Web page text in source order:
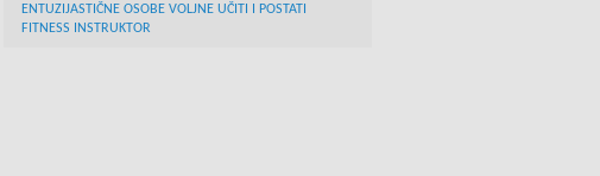
ENTUZIJASTIČNE OSOBE VOLJNE UČITI I POSTATI
FITNESS INSTRUKTOR